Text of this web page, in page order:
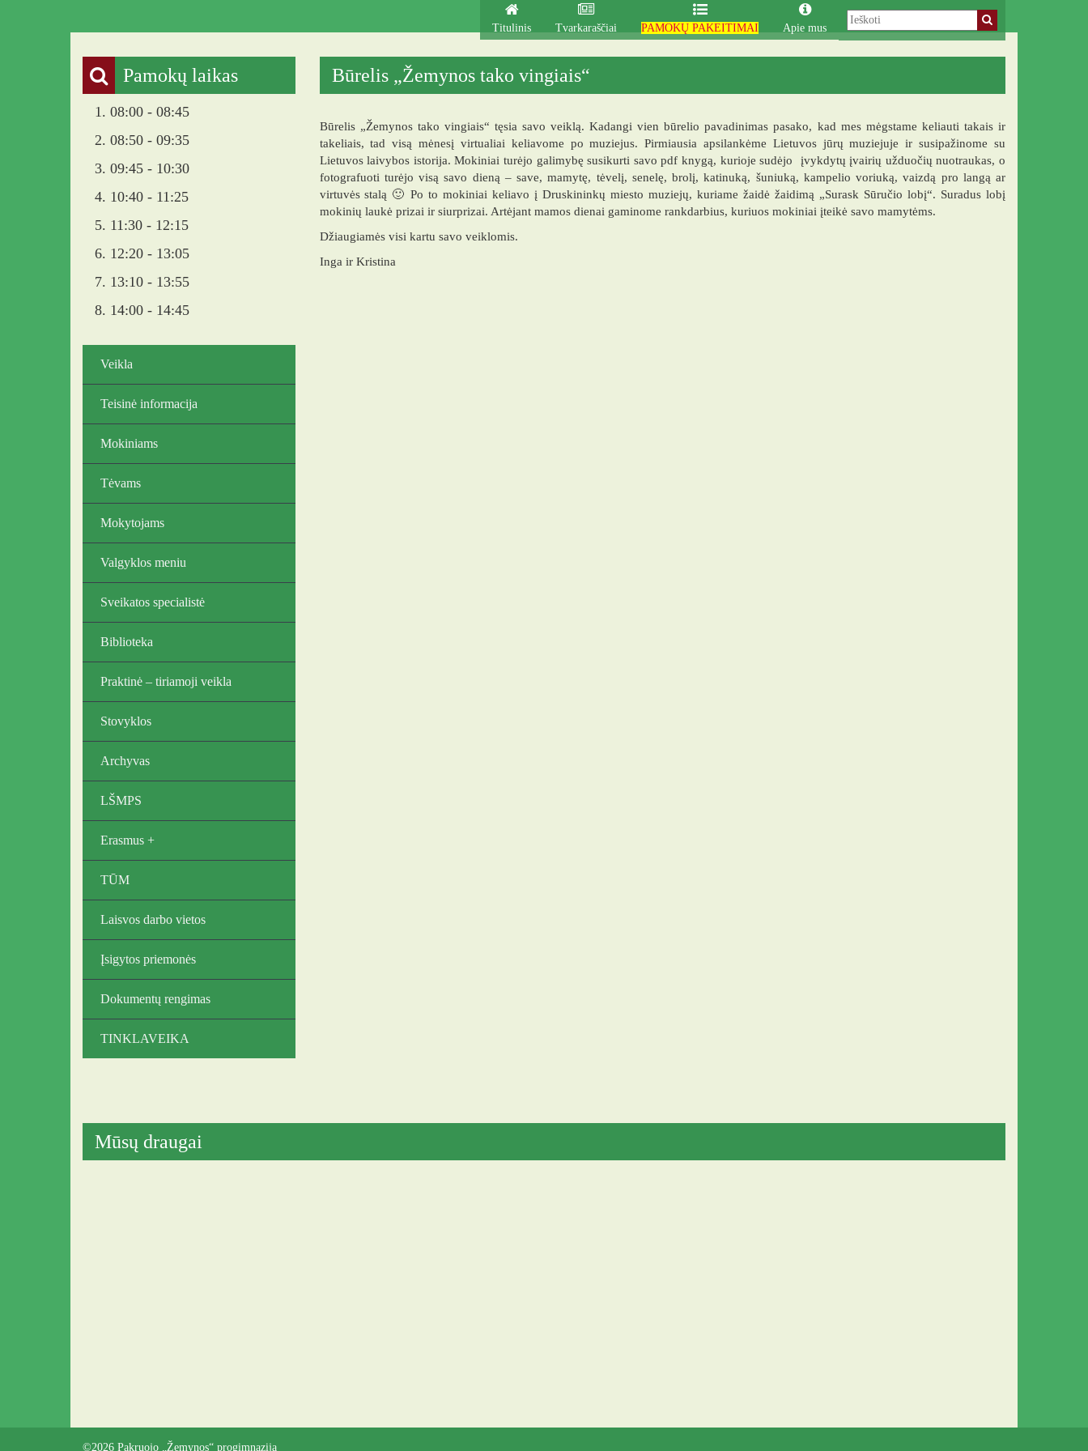
Titulinis Tvarkaraščiai PAMOKŲ PAKEITIMAI Apie mus
Pamokų laikas
1. 08:00 - 08:45
2. 08:50 - 09:35
3. 09:45 - 10:30
4. 10:40 - 11:25
5. 11:30 - 12:15
6. 12:20 - 13:05
7. 13:10 - 13:55
8. 14:00 - 14:45
Veikla
Teisinė informacija
Mokiniams
Tėvams
Mokytojams
Valgyklos meniu
Sveikatos specialistė
Biblioteka
Praktinė – tiriamoji veikla
Stovyklos
Archyvas
LŠMPS
Erasmus +
TŪM
Laisvos darbo vietos
Įsigytos priemonės
Dokumentų rengimas
TINKLAVEIKA
Būrelis „Žemynos tako vingiais“
Būrelis „Žemynos tako vingiais“ tęsia savo veiklą. Kadangi vien būrelio pavadinimas pasako, kad mes mėgstame keliauti takais ir
takeliais, tad visą mėnesį virtualiai keliavome po muziejus. Pirmiausia apsilankėme Lietuvos jūrų muziejuje ir susipažinome su
Lietuvos laivybos istorija. Mokiniai turėjo galimybę susikurti savo pdf knygą, kurioje sudėjo įvykdytų įvairių užduočių nuotraukas, o
fotografuoti turėjo visą savo dieną – save, mamytę, tėvelį, senelę, brolį, katinuką, šuniuką, kampelio voriuką, vaizdą pro langą ar
virtuvės stalą 🙂 Po to mokiniai keliavo į Druskininkų miesto muziejų, kuriame žaidė žaidimą „Surask Sūručio lobį“. Suradus lobį
mokinių laukė prizai ir siurprizai. Artėjant mamos dienai gaminome rankdarbius, kuriuos mokiniai įteikė savo mamytėms.
Džiaugiamės visi kartu savo veiklomis.
Inga ir Kristina
Mūsų draugai
©2026 Pakruojo „Žemynos“ progimnazija